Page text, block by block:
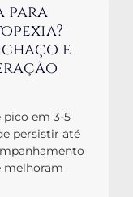
para
e
em 3-5
persistir até
melhoram